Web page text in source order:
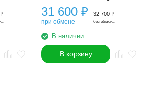
₽ 31 600 ₽
при обмене
32 700 ₽
без обмена
В наличии
В корзину